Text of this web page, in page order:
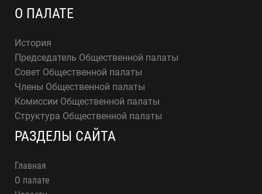
О ПАЛАТЕ
История
Председатель Общественной палаты
Совет Общественной палаты
Члены Общественной палаты
Комиссии Общественной палаты
Структура Общественной палаты
РАЗДЕЛЫ САЙТА
Главная
О палате